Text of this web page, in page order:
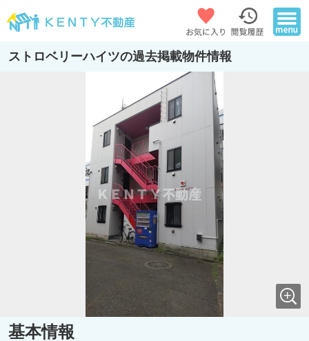
ストロベリーハイツの過去掲載物件情報
基本情報